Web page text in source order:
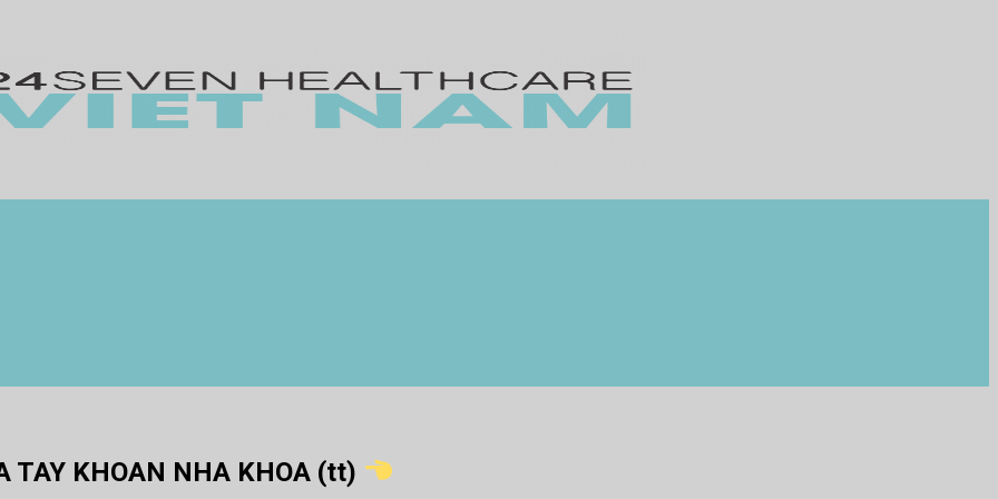
TAY KHOAN NHA KHOA (tt)